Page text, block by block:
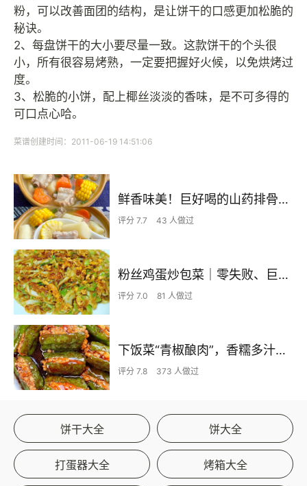
粉，可以改善面团的结构，是让饼干的口感更加松脆的
秘诀。
2、每盘饼干的大小要尽量一致。这款饼干的个头很
小，所有很容易烤熟，一定要把握好火候，以免烘烤过
度。
3、松脆的小饼，配上椰丝淡淡的香味，是不可多得的
可口点心哈。
菜谱创建时间：2011-06-19 14:51:06
鲜香味美！巨好喝的山药排骨汤！！
评分 7.7 43 人做过
粉丝鸡蛋炒包菜｜零失败、巨下饭
评分 7.0 81 人做过
下饭菜“青椒酿肉”，香糯多汁鲜嫩下饭
评分 7.8 373 人做过
饼干大全 饼大全
打蛋器大全 烤箱大全